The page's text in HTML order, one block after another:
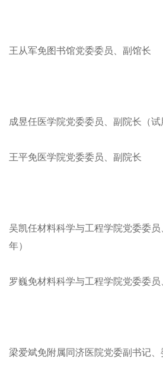
王从军免图书馆党委委员、副馆长
成昱任医学院党委委员、副院长（试
王平免医学院党委委员、副院长
吴凯任材料科学与工程学院党委委
年）
罗巍免材料科学与工程学院党委委员
梁爱斌免附属同济医院党委副书记、